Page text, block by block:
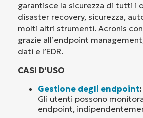
garantisce la sicurezza di tutti i
disaster recovery, sicurezza,
molti altri strumenti. Acronis
grazie all’endpoint
dati e l’EDR.
CASI D’USO
Gestione degli endpoint:
Gli utenti possono
endpoint,